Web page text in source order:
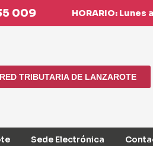
009 HORARIO: Lunes
RED TRIBUTARIA DE LANZAROTE
Sede Electrónica